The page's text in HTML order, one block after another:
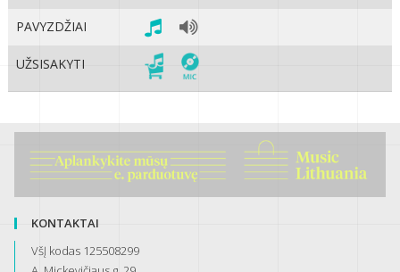
PAVYZDŽIAI
UŽSISAKYTI
KONTAKTAI
VšĮ kodas 125508299